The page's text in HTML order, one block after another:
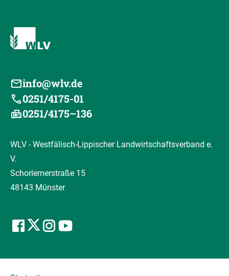
info@wlv.de
0251/4175-01
0251/4175–136
WLV - Westfälisch-Lippischer Landwirtschaftsverband e.
V.
Schorlemerstraße 15
48143 Münster